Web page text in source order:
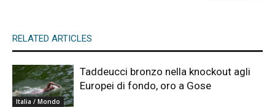
RELATED ARTICLES
Italia / Mondo
Taddeucci bronzo nella knockout agli
Europei di fondo, oro a Gose